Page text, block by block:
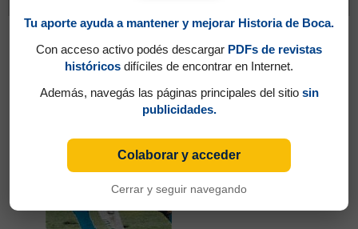
Vargas, Fabián Andrés
Tu aporte ayuda a mantener y mejorar Historia de Boca.
Con acceso activo podés descargar PDFs de revistas
históricos difíciles de encontrar en Internet.
Además, navegás las páginas principales del sitio sin
publicidades.
Colaborar y acceder
Cerrar y seguir navegando